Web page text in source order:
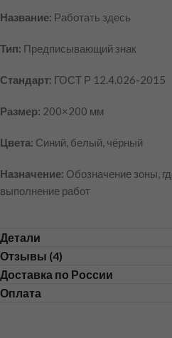
Название: Работать здесь
Тип: Предписывающий знак
Стандарт: ГОСТ Р 12.4.026-2015
Размер: 200×200 мм
Цвета: Синий, белый, чёрный
Назначение: Обозначение зоны,
выполнение работ
Детали
Отзывы (4)
Доставка по России
Оплата